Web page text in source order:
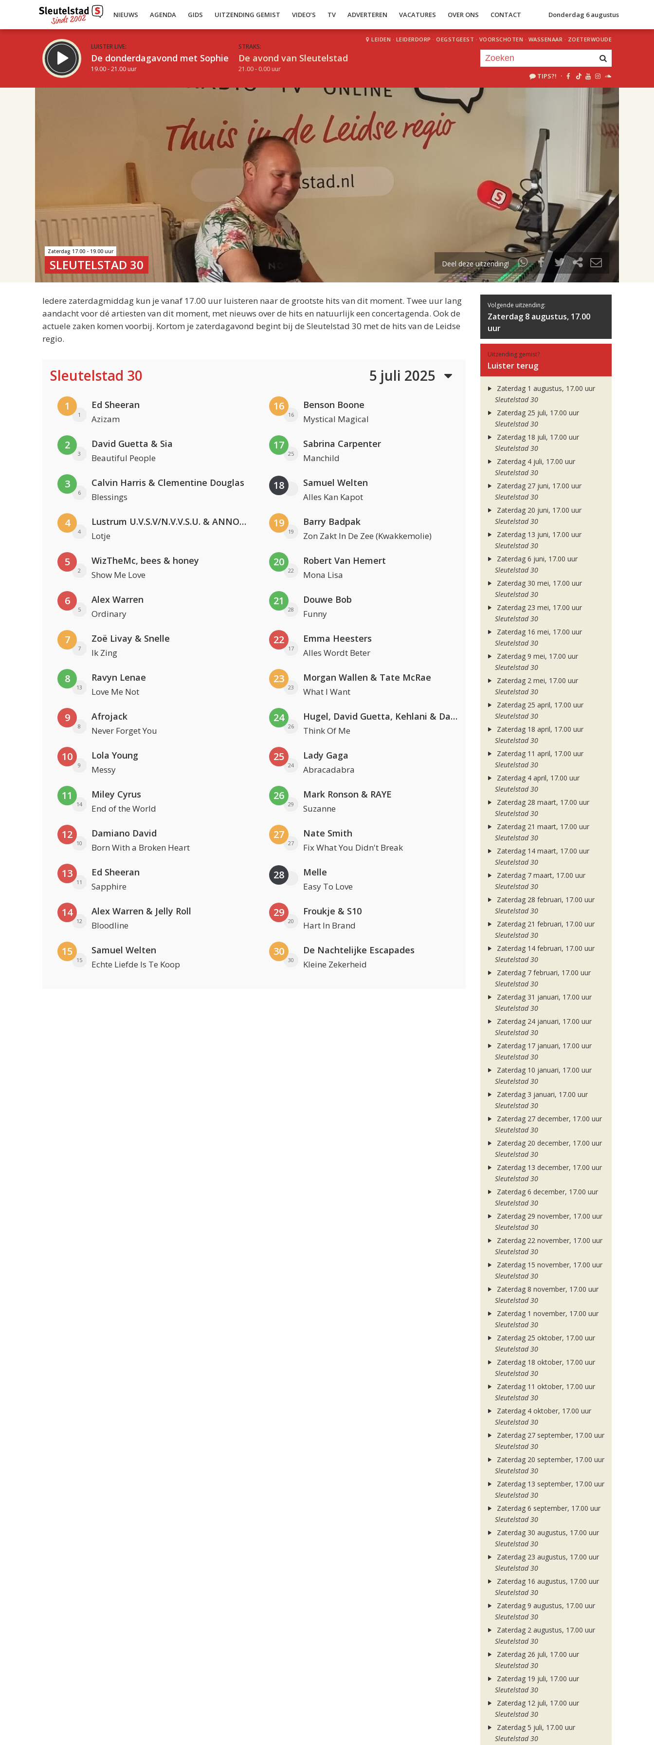
NIEUWS AGENDA GIDS UITZENDING GEMIST VIDEO’S TV ADVERTEREN VACATURES OVER ONS CONTACT Donderdag 6 augustus
LUISTER LIVE:
De donderdagavond met Sophie
19.00 - 21.00 uur
STRAKS:
De avond van Sleutelstad
21.00 - 0.00 uur
LEIDEN · LEIDERDORP · OEGSTGEEST · VOORSCHOTEN · WASSENAAR · ZOETERWOUDE
TIPS?! ·
uur 1 van 2
Volgend uur
Zaterdag 17.00 - 19.00 uur
SLEUTELSTAD 30 Deel deze uitzending!
Iedere zaterdagmiddag kun je vanaf 17.00 uur luisteren naar de grootste hits van dit moment. Twee uur lang
aandacht voor dé artiesten van dit moment, met nieuws over de hits en natuurlijk een concertagenda. Ook de
actuele zaken komen voorbij. Kortom je zaterdagavond begint bij de Sleutelstad 30 met de hits van de Leidse
regio.
Sleutelstad 30 5 juli 2025
1
1
Ed Sheeran
Azizam
2
3
David Guetta & Sia
Beautiful People
3
6
Calvin Harris & Clementine Douglas
Blessings
4
4
Lustrum U.V.S.V/N.V.V.S.U. & ANNO ONS & Jopke van Dobbenburgh & Roeland Beelen
Lotje
5
2
WizTheMc, bees & honey
Show Me Love
6
5
Alex Warren
Ordinary
7
7
Zoë Livay & Snelle
Ik Zing
8
13
Ravyn Lenae
Love Me Not
9
8
Afrojack
Never Forget You
10
9
Lola Young
Messy
11
14
Miley Cyrus
End of the World
12
10
Damiano David
Born With a Broken Heart
13
11
Ed Sheeran
Sapphire
14
12
Alex Warren & Jelly Roll
Bloodline
15
15
Samuel Welten
Echte Liefde Is Te Koop
16
16
Benson Boone
Mystical Magical
17
25
Sabrina Carpenter
Manchild
18 Samuel Welten
Alles Kan Kapot
19
19
Barry Badpak
Zon Zakt In De Zee (Kwakkemolie)
20
22
Robert Van Hemert
Mona Lisa
21
28
Douwe Bob
Funny
22
17
Emma Heesters
Alles Wordt Beter
23
23
Morgan Wallen & Tate McRae
What I Want
24
26
Hugel, David Guetta, Kehlani & Daecolm
Think Of Me
25
24
Lady Gaga
Abracadabra
26
29
Mark Ronson & RAYE
Suzanne
27
27
Nate Smith
Fix What You Didn't Break
28 Melle
Easy To Love
29
20
Froukje & S10
Hart In Brand
30
30
De Nachtelijke Escapades
Kleine Zekerheid
Volgende uitzending:
Zaterdag 8 augustus, 17.00
uur
Uitzending gemist?
Luister terug
Zaterdag 1 augustus, 17.00 uur
Sleutelstad 30
Zaterdag 25 juli, 17.00 uur
Sleutelstad 30
Zaterdag 18 juli, 17.00 uur
Sleutelstad 30
Zaterdag 4 juli, 17.00 uur
Sleutelstad 30
Zaterdag 27 juni, 17.00 uur
Sleutelstad 30
Zaterdag 20 juni, 17.00 uur
Sleutelstad 30
Zaterdag 13 juni, 17.00 uur
Sleutelstad 30
Zaterdag 6 juni, 17.00 uur
Sleutelstad 30
Zaterdag 30 mei, 17.00 uur
Sleutelstad 30
Zaterdag 23 mei, 17.00 uur
Sleutelstad 30
Zaterdag 16 mei, 17.00 uur
Sleutelstad 30
Zaterdag 9 mei, 17.00 uur
Sleutelstad 30
Zaterdag 2 mei, 17.00 uur
Sleutelstad 30
Zaterdag 25 april, 17.00 uur
Sleutelstad 30
Zaterdag 18 april, 17.00 uur
Sleutelstad 30
Zaterdag 11 april, 17.00 uur
Sleutelstad 30
Zaterdag 4 april, 17.00 uur
Sleutelstad 30
Zaterdag 28 maart, 17.00 uur
Sleutelstad 30
Zaterdag 21 maart, 17.00 uur
Sleutelstad 30
Zaterdag 14 maart, 17.00 uur
Sleutelstad 30
Zaterdag 7 maart, 17.00 uur
Sleutelstad 30
Zaterdag 28 februari, 17.00 uur
Sleutelstad 30
Zaterdag 21 februari, 17.00 uur
Sleutelstad 30
Zaterdag 14 februari, 17.00 uur
Sleutelstad 30
Zaterdag 7 februari, 17.00 uur
Sleutelstad 30
Zaterdag 31 januari, 17.00 uur
Sleutelstad 30
Zaterdag 24 januari, 17.00 uur
Sleutelstad 30
Zaterdag 17 januari, 17.00 uur
Sleutelstad 30
Zaterdag 10 januari, 17.00 uur
Sleutelstad 30
Zaterdag 3 januari, 17.00 uur
Sleutelstad 30
Zaterdag 27 december, 17.00 uur
Sleutelstad 30
Zaterdag 20 december, 17.00 uur
Sleutelstad 30
Zaterdag 13 december, 17.00 uur
Sleutelstad 30
Zaterdag 6 december, 17.00 uur
Sleutelstad 30
Zaterdag 29 november, 17.00 uur
Sleutelstad 30
Zaterdag 22 november, 17.00 uur
Sleutelstad 30
Zaterdag 15 november, 17.00 uur
Sleutelstad 30
Zaterdag 8 november, 17.00 uur
Sleutelstad 30
Zaterdag 1 november, 17.00 uur
Sleutelstad 30
Zaterdag 25 oktober, 17.00 uur
Sleutelstad 30
Zaterdag 18 oktober, 17.00 uur
Sleutelstad 30
Zaterdag 11 oktober, 17.00 uur
Sleutelstad 30
Zaterdag 4 oktober, 17.00 uur
Sleutelstad 30
Zaterdag 27 september, 17.00 uur
Sleutelstad 30
Zaterdag 20 september, 17.00 uur
Sleutelstad 30
Zaterdag 13 september, 17.00 uur
Sleutelstad 30
Zaterdag 6 september, 17.00 uur
Sleutelstad 30
Zaterdag 30 augustus, 17.00 uur
Sleutelstad 30
Zaterdag 23 augustus, 17.00 uur
Sleutelstad 30
Zaterdag 16 augustus, 17.00 uur
Sleutelstad 30
Zaterdag 9 augustus, 17.00 uur
Sleutelstad 30
Zaterdag 2 augustus, 17.00 uur
Sleutelstad 30
Zaterdag 26 juli, 17.00 uur
Sleutelstad 30
Zaterdag 19 juli, 17.00 uur
Sleutelstad 30
Zaterdag 12 juli, 17.00 uur
Sleutelstad 30
Zaterdag 5 juli, 17.00 uur
Sleutelstad 30